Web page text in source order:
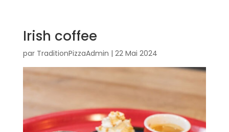
Irish coffee
par TraditionPizzaAdmin | 22 Mai 2024